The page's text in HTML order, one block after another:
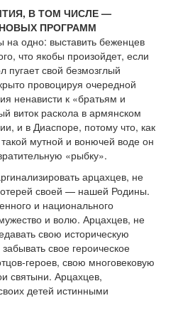
В ТОМ ЧИСЛЕ —
ПРОГРАММ
на одно: выставить беженцев
что якобы произойдет, если
пугает свой безмозглый
провоцируя очередной
ненависти к «братьям и
виток раскола в армянском
и в Диаспоре, потому что, как
такой мутной и вонючей воде он
«рыбку».
арцахцев, не
своей — нашей Родины.
и национального
и волю. Арцахцев, не
свою историческую
свое героическое
героев, свою многовековую
святыни. Арцахцев,
детей истинными